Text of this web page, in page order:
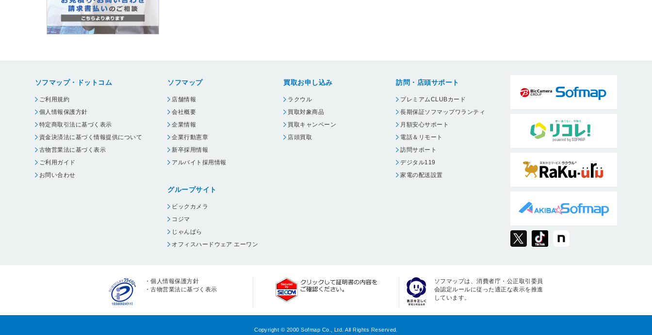
ソフマップ・ドットコム
ご利用規約
個人情報保護方針
特定商取引法に基づく表示
資金決済法に基づく情報提供について
古物営業法に基づく表示
ご利用ガイド
お問い合わせ
ソフマップ
店舗情報
会社概要
企業情報
企業行動憲章
新卒採用情報
アルバイト採用情報
グループサイト
ビックカメラ
コジマ
じゃんぱら
オフィスハードウェア エーワン
買取お申し込み
ラクウル
買取対象商品
買取キャンペーン
店頭買取
訪問・店頭サポート
プレミアムCLUBカード
長期保証ソフマップワランティ
月額安心サポート
電話＆リモート
訪問サポート
デジタル119
家電の配送設置
・個人情報保護方針
・古物営業法に基づく表示
ソフマップは、消費者庁・公正取引委員
会認定ルールに従った適正な表示を推進
しています。
Copyright © 2000 Sofmap Co., Ltd. All Rights Reserved.